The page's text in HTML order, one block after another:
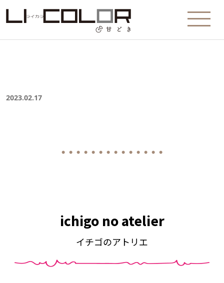
2023.02.17
● ● ● ● ● ● ● ● ● ● ● ● ● ●
ichigo no atelier
イチゴのアトリエ